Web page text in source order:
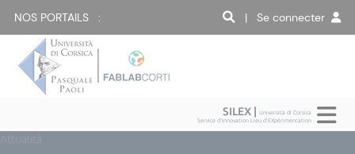
NOS PORTAILS : | Se connecter
SILEX |Università di Corsica
Service d'Innovation Lieu d'EXpérimentation
Attualità